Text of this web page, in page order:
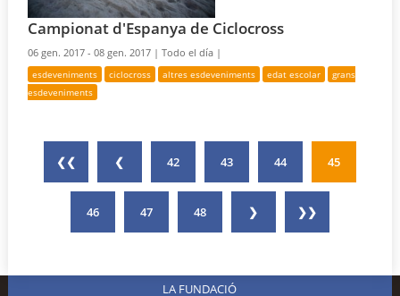
Campionat d'Espanya de Ciclocross
06 gen. 2017 - 08 gen. 2017 |Todo el día |
esdeveniments ciclocross altres esdeveniments edat escolar
grans
esdeveniments
❮❮ ❮ 42 43 44 45
46 47 48 ❯ ❯❯
LA FUNDACIÓ